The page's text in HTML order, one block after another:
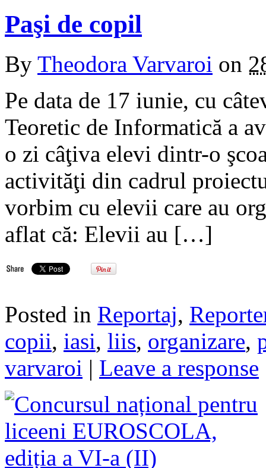
Paşi de copil
By Theodora Varvaroi on
Pe data de 17 iunie, cu
Teoretic de Informatică a
o zi câţiva elevi dintr-o
activităţi din cadrul
vorbim cu elevii care au
aflat că: Elevii au […]
Posted in Reportaj,
copii, iasi, liis, organizare,
varvaroi | Leave a response